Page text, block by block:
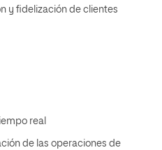
y fidelización de clientes
real
de las operaciones de